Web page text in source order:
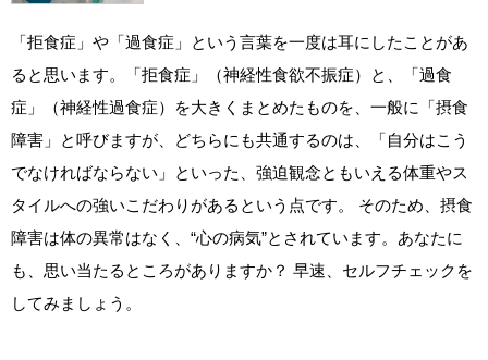
「拒食症」や「過食症」という言葉を一度は耳にしたことがあ
ると思います。「拒食症」（神経性食欲不振症）と、「過食
症」（神経性過食症）を大きくまとめたものを、一般に「摂食
障害」と呼びますが、どちらにも共通するのは、「自分はこう
でなければならない」といった、強迫観念ともいえる体重やス
タイルへの強いこだわりがあるという点です。 そのため、摂食
障害は体の異常はなく、“心の病気”とされています。あなたに
も、思い当たるところがありますか？ 早速、セルフチェックを
してみましょう。